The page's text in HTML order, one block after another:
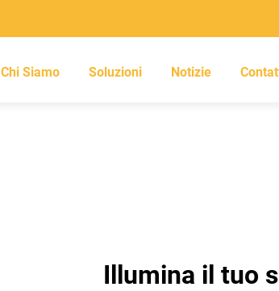
Chi Siamo Soluzioni Notizie
Illumina il tuo